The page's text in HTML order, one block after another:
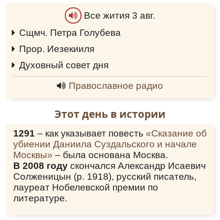
поселкового совета в Ивантеевке.
Составитель доноса вызвал в школу диакона
Александра Якиманского, дети которого
учились в этой школе, и, поговорив с ним,
составил следующее донесение: «Гражданин
Александр Павлович Якиманский (диакон
церкви в поселке Ивантеевка) передает
следующее: священник церкви в поселке
Вершинский говорит проповеди по
праздничным дням. Эти проповеди носят
монархический характер. Он неоднократно
был предупреждаем гражданином
Якиманским и священником Успенским, чтобы
не говорил проповеди, но Вершинский не
обращает внимание на предупреждения и
продолжает говорить проповеди.
“У нас возникает мысль – с какой целью он,
Все жития 3 авг.
Сщмч. Петра Голубева
0:00
Прор. Иезекииля
0:00
Духовный совет дня
0:00
Православное радио
Этот день в истории
1291 – как указывает повесть «Сказание об
убиении Даниила Суздальского и начале
Москвы» – была основана Москва.
В 2008 году скончался Александр Исаевич
Солженицын (р. 1918), русский писатель,
лауреат Нобелевской премии по
литературе.